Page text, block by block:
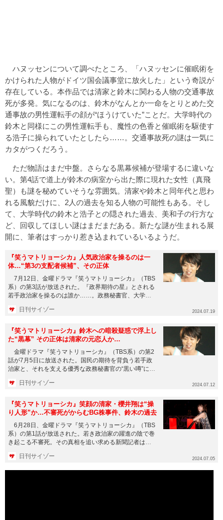
ハヌッセンについて調べたところ、「ハヌッセンに催眠術を
かけられた人物がドイツ国会議事堂に放火した」という奇説が
存在している。本作品では清家と鈴木に関わる人物の交通事故
死が多発。気になるのは、鈴木がなんとか一命をとりとめた交
通事故の男性運転手の顔が“ほうけていた”ことだ。大学時代の
鈴木と同様にこの男性運転手も、魔性の色香と催眠術を駆使す
る浩子に操られていたとしたら……。交通事故死の謎は一気に
カタがつくだろう。
ただ物語はまだ中盤。さらなる黒幕候補が登場するに違いな
い。第4話で道上が鈴木の病室から出た際に現れた女性（真飛
聖）も謎を秘めていそうな雰囲気。清家や鈴木と同年代と思わ
れる風貌だけに、2人の過去を知る人物の可能性もある。そし
て、大学時代の鈴木と浩子との隠された過去、美和子の行方な
ど、回収してほしい謎はまだまだある。新たな謎が生まれる展
開に、筆者はすっかり惹き込まれているいるようだ。
『笑うマトリョーシカ』人気政治家を操るのは一
体…“第3の支配者候補”、その正体
7月12日、金曜ドラマ『笑うマトリョーシカ』（TBS
系）の第3話が放送された。『政界期待の星』とされる
若手政治家を操るのは誰か……。政務秘書官、大学時
日刊サイゾー 2024.07.19
『笑うマトリョーシカ』鈴木への暗殺疑惑で浮上し
た“黒幕” その正体は清家の元恋人か…
金曜ドラマ『笑うマトリョーシカ』（TBS系）の第2
話が7月5日に放送された。国民の期待を背負う若手政
治家と、それを支える優秀な政務秘書官の“黒い噂”に踏
日刊サイゾー 2024.07.12
『笑うマトリョーシカ』笑顔の清家・櫻井翔は“操
り人形”か…不審死がからむBG株事件、鈴木の過去
6月28日、金曜ドラマ『笑うマトリョーシカ』（TBS
系）の第1話が放送された。若き政治家の躍進の陰で巻
き起こる不審死。その真相を追い求める新聞記者はは
日刊サイゾー 2024.07.05